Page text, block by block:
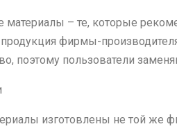
– те, которые
продукция фирмы-
поэтому пользователи
изготовлены не той же